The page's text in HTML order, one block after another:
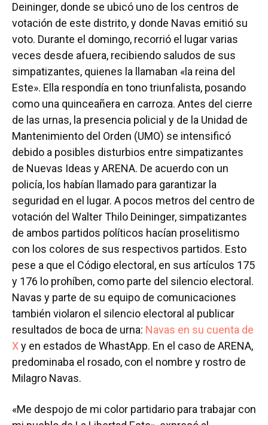
Deininger, donde se ubicó uno de los centros de
votación de este distrito, y donde Navas emitió su
voto. Durante el domingo, recorrió el lugar varias
veces desde afuera, recibiendo saludos de sus
simpatizantes, quienes la llamaban «la reina del
Este». Ella respondía en tono triunfalista, posando
como una quinceañera en carroza. Antes del cierre
de las urnas, la presencia policial y de la Unidad de
Mantenimiento del Orden (UMO) se intensificó
debido a posibles disturbios entre simpatizantes
de Nuevas Ideas y ARENA. De acuerdo con un
policía, los habían llamado para garantizar la
seguridad en el lugar. A pocos metros del centro de
votación del Walter Thilo Deininger, simpatizantes
de ambos partidos políticos hacían proselitismo
con los colores de sus respectivos partidos. Esto
pese a que el Código electoral, en sus artículos 175
y 176 lo prohíben, como parte del silencio electoral.
Navas y parte de su equipo de comunicaciones
también violaron el silencio electoral al publicar
resultados de boca de urna: Navas en su cuenta de
Xy en estados de WhastApp. En el caso de ARENA,
predominaba el rosado, con el nombre y rostro de
Milagro Navas.
«Me despojo de mi color partidario para trabajar con